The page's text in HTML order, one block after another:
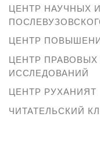
ЦЕНТР НАУЧНЫХ
ЦЕНТР
ЦЕНТР
ИССЛЕДОВАНИЙ
ЦЕНТР РУХАНИЯТ
ЧИТАТЕЛЬСКИЙ